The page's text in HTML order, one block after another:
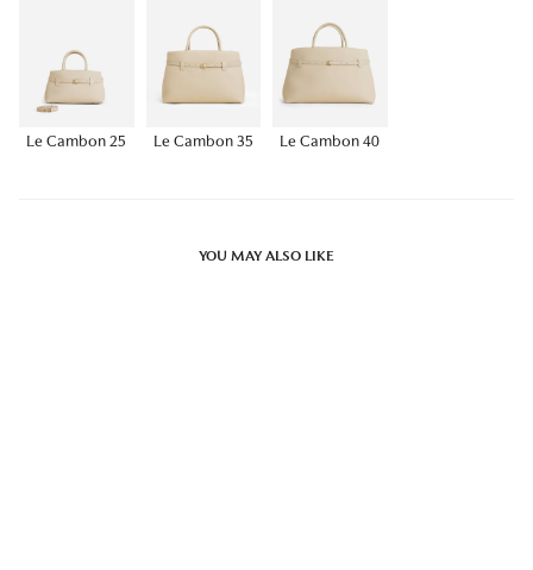
Le Cambon 25 Le Cambon 35 Le Cambon 40
YOU MAY ALSO LIKE